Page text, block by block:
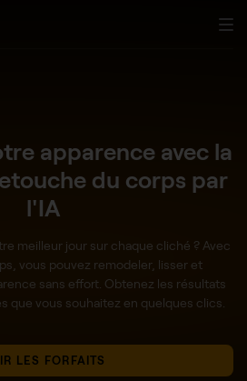
apparence avec la
du corps par
l'IA
meilleur jour sur chaque cliché ? Avec
vous pouvez remodeler, lisser et
sans effort. Obtenez les résultats
que vous souhaitez en quelques clics.
LES FORFAITS